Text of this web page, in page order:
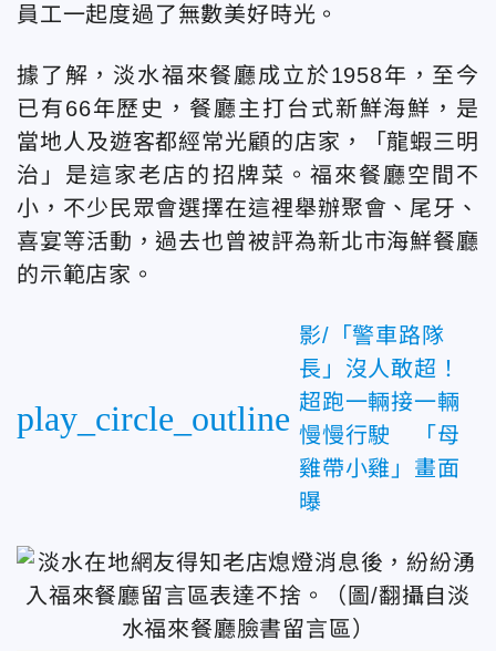
員工一起度過了無數美好時光。
據了解，淡水福來餐廳成立於1958年，至今
已有66年歷史，餐廳主打台式新鮮海鮮，是
當地人及遊客都經常光顧的店家，「龍蝦三明
治」是這家老店的招牌菜。福來餐廳空間不
小，不少民眾會選擇在這裡舉辦聚會、尾牙、
喜宴等活動，過去也曾被評為新北市海鮮餐廳
的示範店家。
play_circle_outline
影/「警車路隊
長」沒人敢超！
超跑一輛接一輛
慢慢行駛 「母
雞帶小雞」畫面
曝